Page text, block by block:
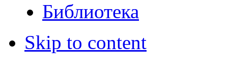
Библиотека
Skip to content